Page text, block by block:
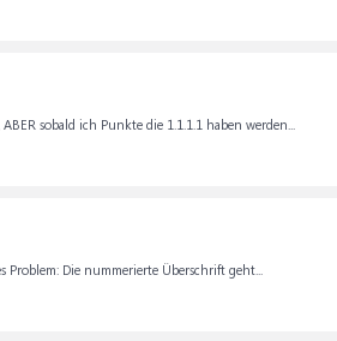
sobald ich Punkte die 1.1.1.1 haben werden...
Die nummerierte Überschrift geht...